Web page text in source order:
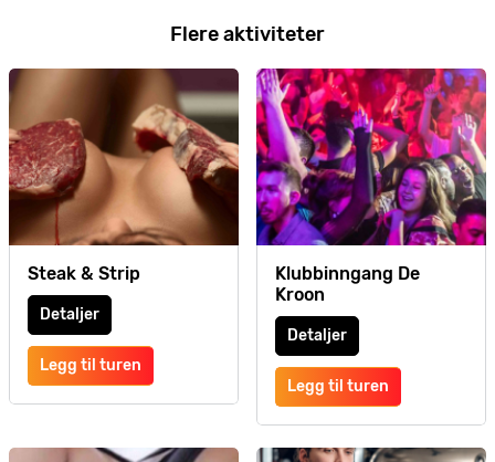
Flere aktiviteter
Steak & Strip
Detaljer
Legg til turen
Klubbinngang De
Kroon
Detaljer
Legg til turen